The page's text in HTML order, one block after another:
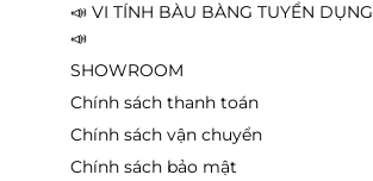
📣 VI TÍNH BÀU BÀNG TUYỂN DỤNG
📣
SHOWROOM
Chính sách thanh toán
Chính sách vận chuyển
Chính sách bảo mật